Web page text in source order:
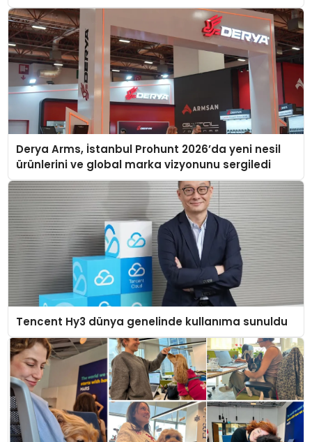
Derya Arms, İstanbul Prohunt 2026’da yeni nesil
ürünlerini ve global marka vizyonunu sergiledi
Tencent Hy3 dünya genelinde kullanıma sunuldu